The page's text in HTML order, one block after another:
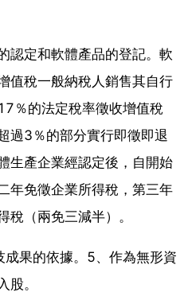
認定和軟體產品的登記。軟
值稅一般納稅人銷售其自行
％的法定稅率徵收增值稅
過3％的部分實行即徵即退
生產企業經認定後，自開始
年免徵企業所得稅，第三年
稅（兩免三減半）。
果的依據。5、作為無形資
股。